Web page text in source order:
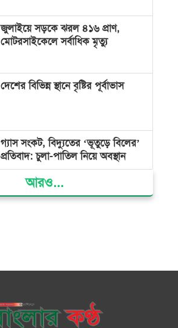
জুলাইয়ে সড়কে ঝরল ৪১৬ প্রাণ,
মোটরসাইকেলে সর্বাধিক মৃত্যু
দেশের বিভিন্ন স্থানে বৃষ্টির পূর্বাভাস
গ্যাস সংকট, বিদ্যুতের ‘ভূতুড়ে বিলের’
প্রতিবাদ: চুলা-পাতিল নিয়ে অবস্থান
ক্ষমতার কেন্দ্র গণভবন থেকে রক্তাক্ত
৩০০ রোগীকে বিনামূল্যে চিকিৎসাসেবা
ভোলায় ১১ দলীয় জোটের বিক্ষোভ
সমাবেশ ও গণমিছিল
আরও...